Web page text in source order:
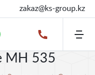
zakaz@ks-group.kz
МН 535